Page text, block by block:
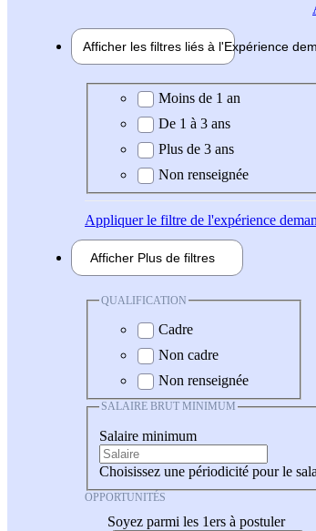
Afficher les filtres liés à l'Expérience
Expérience demandée
Moins de 1 an
De 1 à 3 ans
Plus de 3 ans
Non renseignée
Appliquerle filtre de l'expérience
Afficher Plus de filtres
QUALIFICATION
Cadre
Non cadre
Non renseignée
SALAIRE BRUT MINIMUM
Salaire minimum
Choisissez une périodicité pour le
OPPORTUNITÉS
Soyez parmi les 1ers à postuler